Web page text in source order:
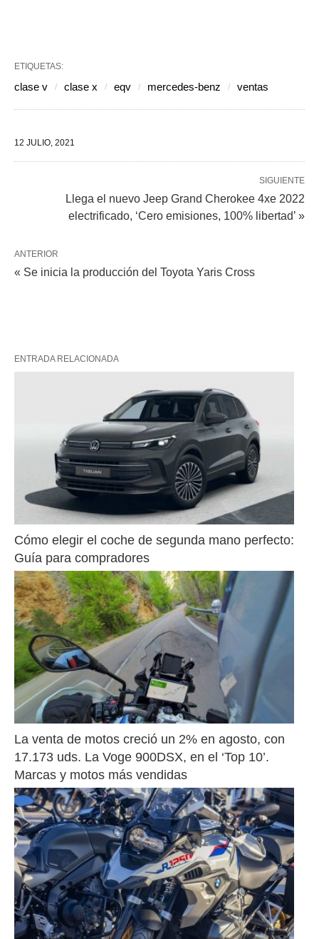
ETIQUETAS:
clase v clase x eqv mercedes-benz ventas
12 JULIO, 2021
SIGUIENTE
Llega el nuevo Jeep Grand Cherokee 4xe 2022
electrificado, ‘Cero emisiones, 100% libertad’ »
ANTERIOR
« Se inicia la producción del Toyota Yaris Cross
ENTRADA RELACIONADA
Cómo elegir el coche de segunda mano perfecto:
Guía para compradores
La venta de motos creció un 2% en agosto, con
17.173 uds. La Voge 900DSX, en el ‘Top 10’.
Marcas y motos más vendidas